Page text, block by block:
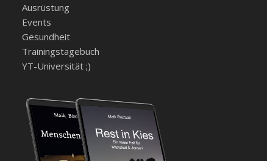
Ausrüstung
Events
Gesundheit
Trainingstagebuch
YT-Universität ;)